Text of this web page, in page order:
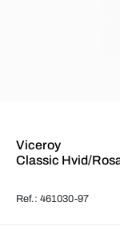
Viceroy
Classic Hvid/
Ref.: 461030-97